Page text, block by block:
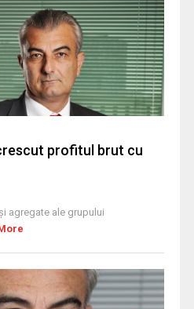
profitul brut cu
agregate ale grupului